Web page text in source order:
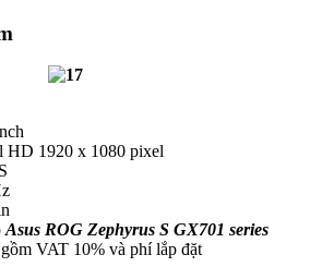
1920 x 1080 pixel
Asus ROG Zephyrus S GX701 series
VAT 10% và phí lắp đặt